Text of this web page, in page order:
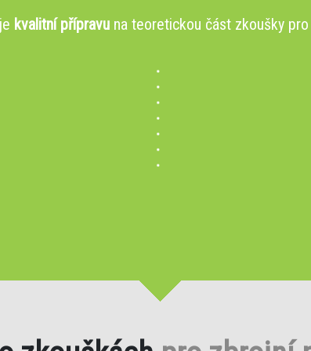
kvalitní přípravu na teoretickou část zkoušky